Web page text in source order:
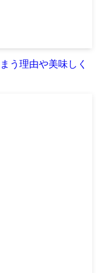
う理由や美味しく